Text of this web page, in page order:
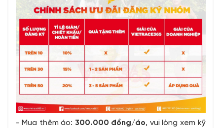
- Mua thêm áo: 300.000 đồng/áo, vui lòng xem kỹ